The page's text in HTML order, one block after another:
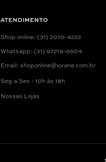
ATENDIMENTO
Shop online: (31) 2010-4222
Whatsapp: (31) 97219-6604
Email: shoponline@iorane.com.br
Seg a Sex - 10h às 18h
Nossas Lojas